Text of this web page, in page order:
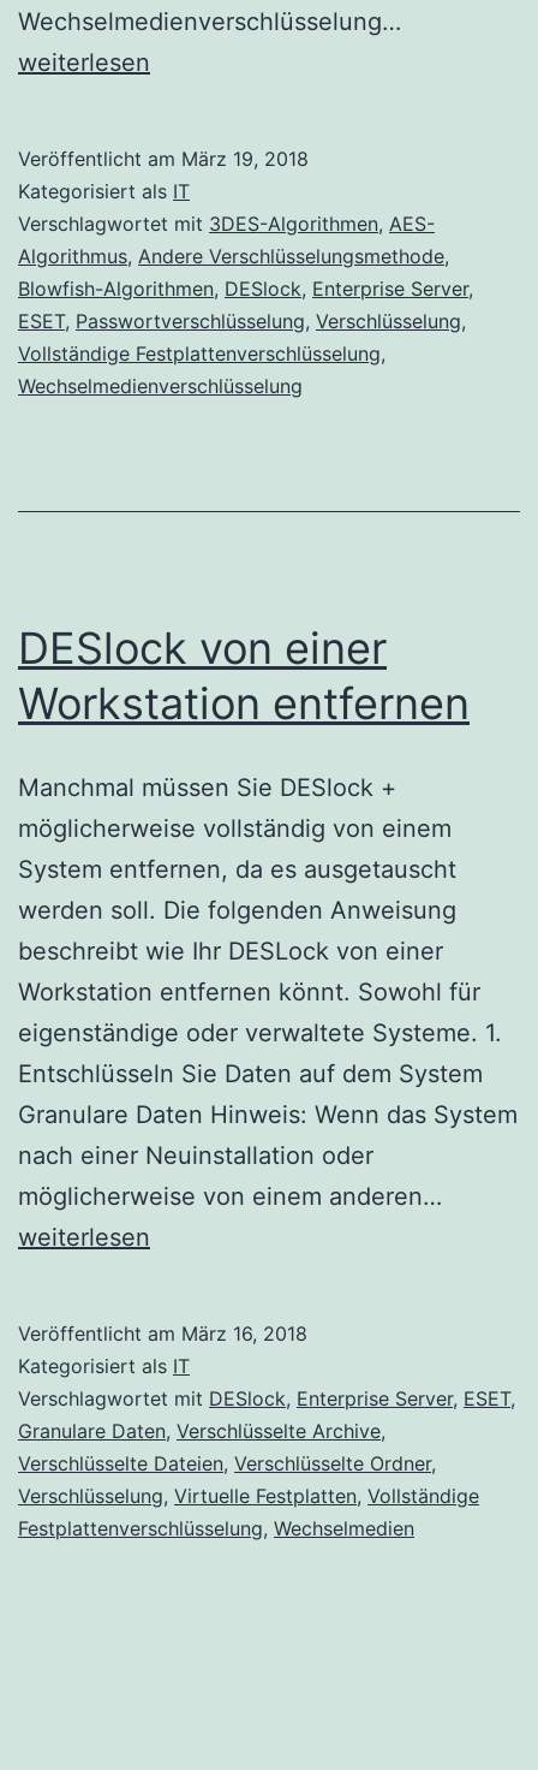
Wechselmedienverschlüsselung…
verwendet
weiterlesen
Veröffentlicht am März 19, 2018
Kategorisiert als IT
Verschlagwortet mit 3DES-Algorithmen, AES-
Algorithmus, Andere Verschlüsselungsmethode,
Blowfish-Algorithmen, DESlock, Enterprise Server,
ESET, Passwortverschlüsselung, Verschlüsselung,
Vollständige Festplattenverschlüsselung,
Wechselmedienverschlüsselung
DESlock von einer
Workstation entfernen
Manchmal müssen Sie DESlock +
möglicherweise vollständig von einem
System entfernen, da es ausgetauscht
werden soll. Die folgenden Anweisung
beschreibt wie Ihr DESLock von einer
Workstation entfernen könnt. Sowohl für
eigenständige oder verwaltete Systeme. 1.
Entschlüsseln Sie Daten auf dem System
Granulare Daten Hinweis: Wenn das System
nach einer Neuinstallation oder
möglicherweise von einem anderen…
weiterlesen
Veröffentlicht am März 16, 2018
Kategorisiert als IT
Verschlagwortet mit DESlock, Enterprise Server, ESET,
Granulare Daten, Verschlüsselte Archive,
Verschlüsselte Dateien, Verschlüsselte Ordner,
Verschlüsselung, Virtuelle Festplatten, Vollständige
Festplattenverschlüsselung, Wechselmedien